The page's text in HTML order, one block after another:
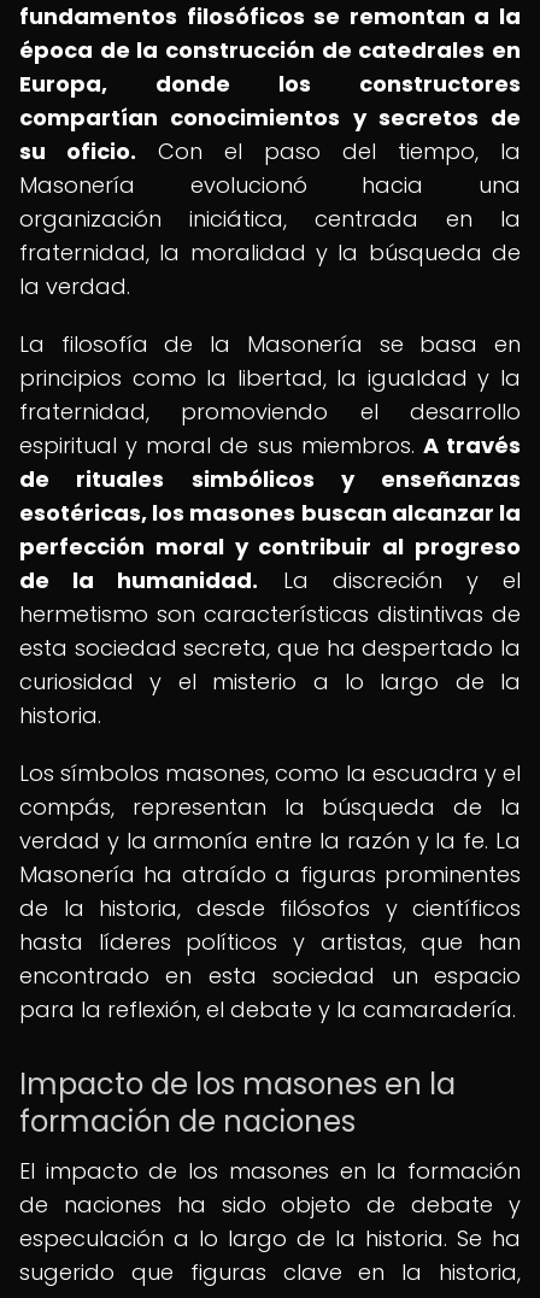
fundamentos filosóficos se remontan a la
época de la construcción de catedrales en
Europa, donde los constructores
compartían conocimientos y secretos de
su oficio. Con el paso del tiempo, la
Masonería evolucionó hacia una
organización iniciática, centrada en la
fraternidad, la moralidad y la búsqueda de
la verdad.
La filosofía de la Masonería se basa en
principios como la libertad, la igualdad y la
fraternidad, promoviendo el desarrollo
espiritual y moral de sus miembros. A través
de rituales simbólicos y enseñanzas
esotéricas, los masones buscan alcanzar la
perfección moral y contribuir al progreso
de la humanidad. La discreción y el
hermetismo son características distintivas de
esta sociedad secreta, que ha despertado la
curiosidad y el misterio a lo largo de la
historia.
Los símbolos masones, como la escuadra y el
compás, representan la búsqueda de la
verdad y la armonía entre la razón y la fe. La
Masonería ha atraído a figuras prominentes
de la historia, desde filósofos y científicos
hasta líderes políticos y artistas, que han
encontrado en esta sociedad un espacio
para la reflexión, el debate y la camaradería.
Impacto de los masones en la
formación de naciones
El impacto de los masones en la formación
de naciones ha sido objeto de debate y
especulación a lo largo de la historia. Se ha
sugerido que figuras clave en la historia,